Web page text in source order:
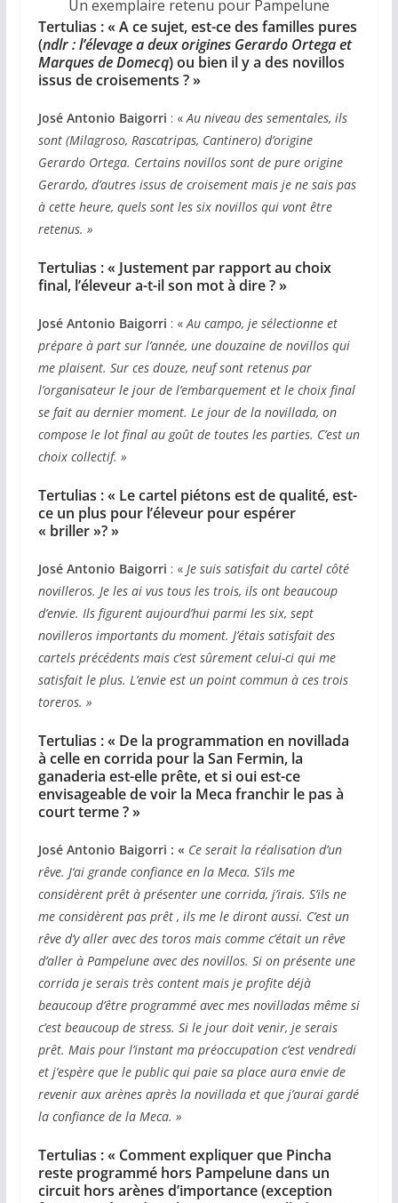
Un exemplaire retenu pour Pampelune
Tertulias : « A ce sujet, est-ce des familles pures
(ndlr : l’élevage a deux origines Gerardo Ortega et
Marques de Domecq) ou bien il y a des novillos
issus de croisements ?»
José Antonio Baigorri : « Au niveau des sementales, ils
sont (Milagroso, Rascatripas, Cantinero) d’origine
Gerardo Ortega. Certains novillos sont de pure origine
Gerardo, d’autres issus de croisement mais je ne sais pas
à cette heure, quels sont les six novillos qui vont être
retenus. »
Tertulias : « Justement par rapport au choix
final, l’éleveur a-t-il son mot à dire ?»
José Antonio Baigorri : « Au campo, je sélectionne et
prépare à part sur l’année, une douzaine de novillos qui
me plaisent. Sur ces douze, neuf sont retenus par
l’organisateur le jour de l’embarquement et le choix final
se fait au dernier moment. Le jour de la novillada, on
compose le lot final au goût de toutes les parties. C’est un
choix collectif. »
Tertulias : « Le cartel piétons est de qualité, est-
ce un plus pour l’éleveur pour espérer
« briller »?»
José Antonio Baigorri : «Je suis satisfait du cartel côté
novilleros. Je les ai vus tous les trois, ils ont beaucoup
d’envie. Ils figurent aujourd’hui parmi les six, sept
novilleros importants du moment. J’étais satisfait des
cartels précédents mais c’est sûrement celui-ci qui me
satisfait le plus. L’envie est un point commun à ces trois
toreros. »
Tertulias : « De la programmation en novillada
à celle en corrida pour la San Fermin, la
ganaderia est-elle prête, et si oui est-ce
envisageable de voir la Meca franchir le pas à
court terme ?»
José Antonio Baigorri : « Ce serait la réalisation d’un
rêve. J‘ai grande confiance en la Meca. S’ils me
considèrent prêt à présenter une corrida, j’irais. S’ils ne
me considèrent pas prêt , ils me le diront aussi. C’est un
rêve d’y aller avec des toros mais comme c’était un rêve
d’aller à Pampelune avec des novillos. Si on présente une
corrida je serais très content mais je profite déjà
beaucoup d’être programmé avec mes novilladas même si
c’est beaucoup de stress. Si le jour doit venir, je serais
prêt. Mais pour l’instant ma préoccupation c’est vendredi
et j’espère que le public qui paie sa place aura envie de
revenir aux arènes après la novillada et que j’aurai gardé
la confiance de la Meca. »
Tertulias : « Comment expliquer que Pincha
reste programmé hors Pampelune dans un
circuit hors arènes d’importance (exception